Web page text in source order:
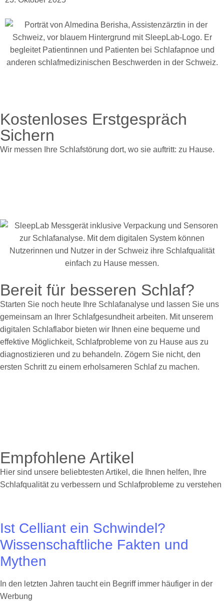
Kostenloses Erstgespräch
Sichern
Wir messen Ihre Schlafstörung dort, wo sie auftritt: zu Hause.
Bereit für besseren Schlaf?
Starten Sie noch heute Ihre Schlafanalyse und lassen Sie uns
gemeinsam an Ihrer Schlafgesundheit arbeiten. Mit unserem
digitalen Schlaflabor bieten wir Ihnen eine bequeme und
effektive Möglichkeit, Schlafprobleme von zu Hause aus zu
diagnostizieren und zu behandeln. Zögern Sie nicht, den
ersten Schritt zu einem erholsameren Schlaf zu machen.
Empfohlene Artikel
Hier sind unsere beliebtesten Artikel, die Ihnen helfen, Ihre
Schlafqualität zu verbessern und Schlafprobleme zu verstehen
Ist Celliant ein Schwindel?
Wissenschaftliche Fakten und
Mythen
In den letzten Jahren taucht ein Begriff immer häufiger in der
Werbung